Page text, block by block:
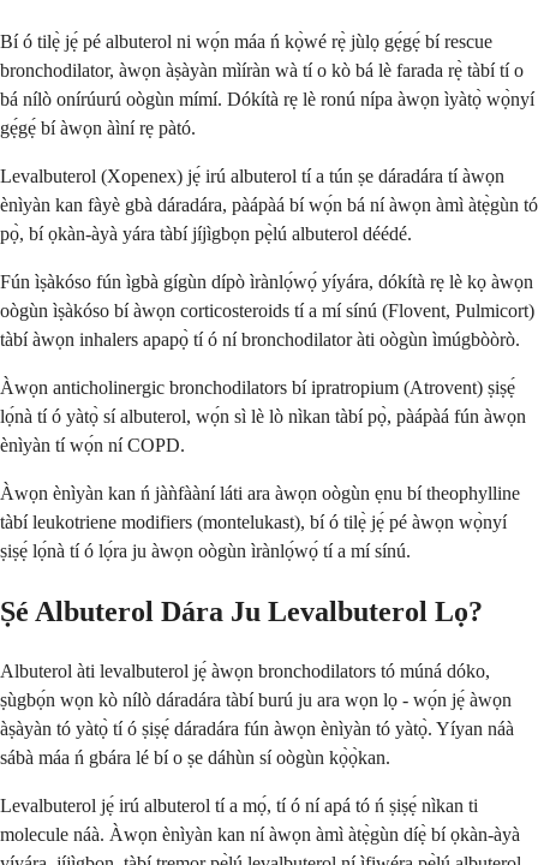
Bí ó tilẹ̀ jẹ́ pé albuterol ni wọ́n máa ń kọ̀wé rẹ̀ jùlọ gẹ́gẹ́ bí rescue
bronchodilator, àwọn àṣàyàn mìíràn wà tí o kò bá lè farada rẹ̀ tàbí tí o
bá nílò onírúurú oògùn mímí. Dókítà rẹ lè ronú nípa àwọn ìyàtọ̀ wọ̀nyí
gẹ́gẹ́ bí àwọn àìní rẹ pàtó.
Levalbuterol (Xopenex) jẹ́ irú albuterol tí a tún ṣe dáradára tí àwọn
ènìyàn kan fàyè gbà dáradára, pàápàá bí wọ́n bá ní àwọn àmì àtẹ̀gùn tó
pọ̀, bí ọkàn-àyà yára tàbí jíjìgbọn pẹ̀lú albuterol déédé.
Fún ìṣàkóso fún ìgbà gígùn dípò ìrànlọ́wọ́ yíyára, dókítà rẹ lè kọ àwọn
oògùn ìṣàkóso bí àwọn corticosteroids tí a mí sínú (Flovent, Pulmicort)
tàbí àwọn inhalers apapọ̀ tí ó ní bronchodilator àti oògùn ìmúgbòòrò.
Àwọn anticholinergic bronchodilators bí ipratropium (Atrovent) ṣiṣẹ́
lọ́nà tí ó yàtọ̀ sí albuterol, wọ́n sì lè lò nìkan tàbí pọ̀, pàápàá fún àwọn
ènìyàn tí wọ́n ní COPD.
Àwọn ènìyàn kan ń jàǹfààní láti ara àwọn oògùn ẹnu bí theophylline
tàbí leukotriene modifiers (montelukast), bí ó tilẹ̀ jẹ́ pé àwọn wọ̀nyí
ṣiṣẹ́ lọ́nà tí ó lọ́ra ju àwọn oògùn ìrànlọ́wọ́ tí a mí sínú.
Ṣé Albuterol Dára Ju Levalbuterol Lọ?
Albuterol àti levalbuterol jẹ́ àwọn bronchodilators tó múná dóko,
ṣùgbọ́n wọn kò nílò dáradára tàbí burú ju ara wọn lọ - wọ́n jẹ́ àwọn
àṣàyàn tó yàtọ̀ tí ó ṣiṣẹ́ dáradára fún àwọn ènìyàn tó yàtọ̀. Yíyan náà
sábà máa ń gbára lé bí o ṣe dáhùn sí oògùn kọ̀ọ̀kan.
Levalbuterol jẹ́ irú albuterol tí a mọ́, tí ó ní apá tó ń ṣiṣẹ́ nìkan ti
molecule náà. Àwọn ènìyàn kan ní àwọn àmì àtẹ̀gùn díẹ̀ bí ọkàn-àyà